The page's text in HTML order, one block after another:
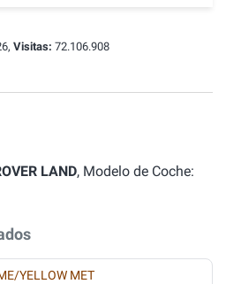
Visitas: 72.106.908
LAND, Modelo de Coche:
YELLOW MET